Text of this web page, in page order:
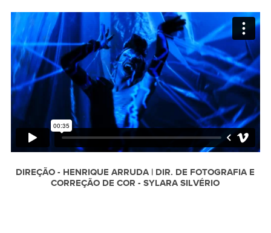
DIREÇÃO - HENRIQUE ARRUDA | DIR. DE FOTOGRAFIA E
CORREÇÃO DE COR - SYLARA SILVÉRIO